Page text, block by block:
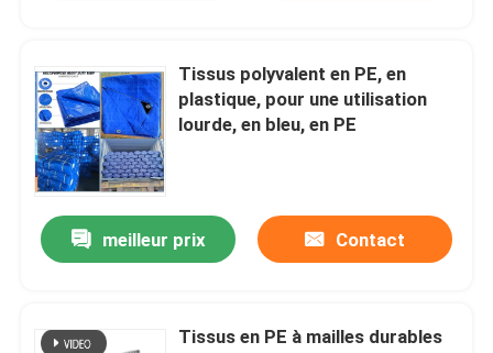
Tissus polyvalent en PE, en
plastique, pour une utilisation
lourde, en bleu, en PE
meilleur prix Contact
Tissus en PE à mailles durables